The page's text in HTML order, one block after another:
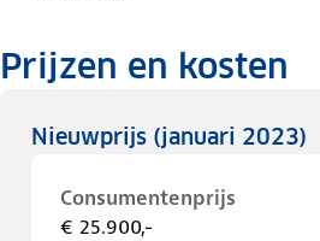
Prijzen en kosten
Nieuwprijs (januari 2023)
Consumentenprijs
€ 25.900,-